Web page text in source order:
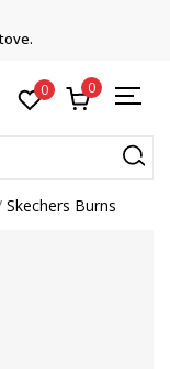
0 0
Skechers Burns